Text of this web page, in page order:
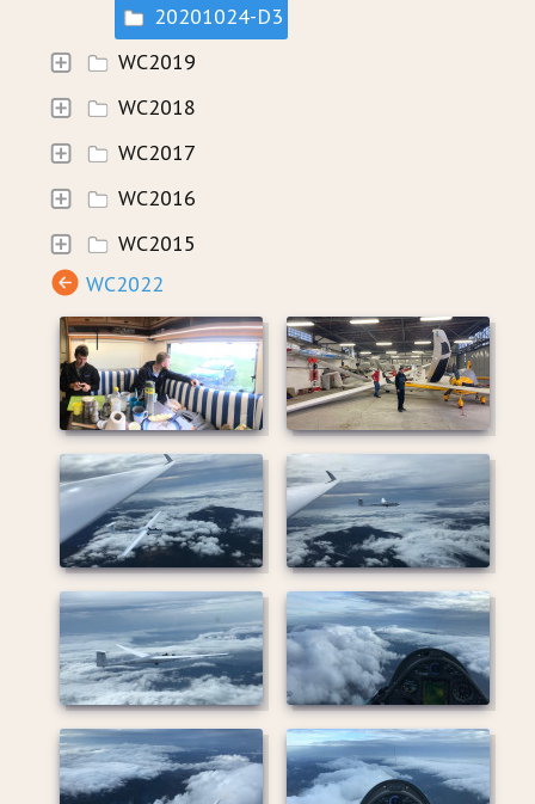
20201024-D3
WC2019
WC2018
WC2017
WC2016
WC2015
WC2022